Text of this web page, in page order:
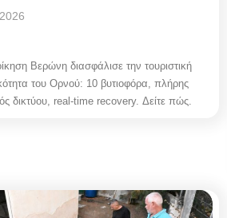
Βερώνη διασφάλισε την τουριστική
του Ορνού: 10 βυτιοφόρα, πλήρης
δικτύου, real-time recovery. Δείτε πώς.